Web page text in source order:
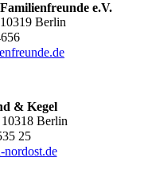
e.V.
Berlin
& Kegel
Berlin
25